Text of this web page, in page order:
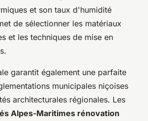
et son taux d'humidité
de sélectionner les matériaux
et les techniques de mise en
garantit également une parfaite
municipales niçoises
architecturales régionales. Les
Alpes-Maritimes rénovation